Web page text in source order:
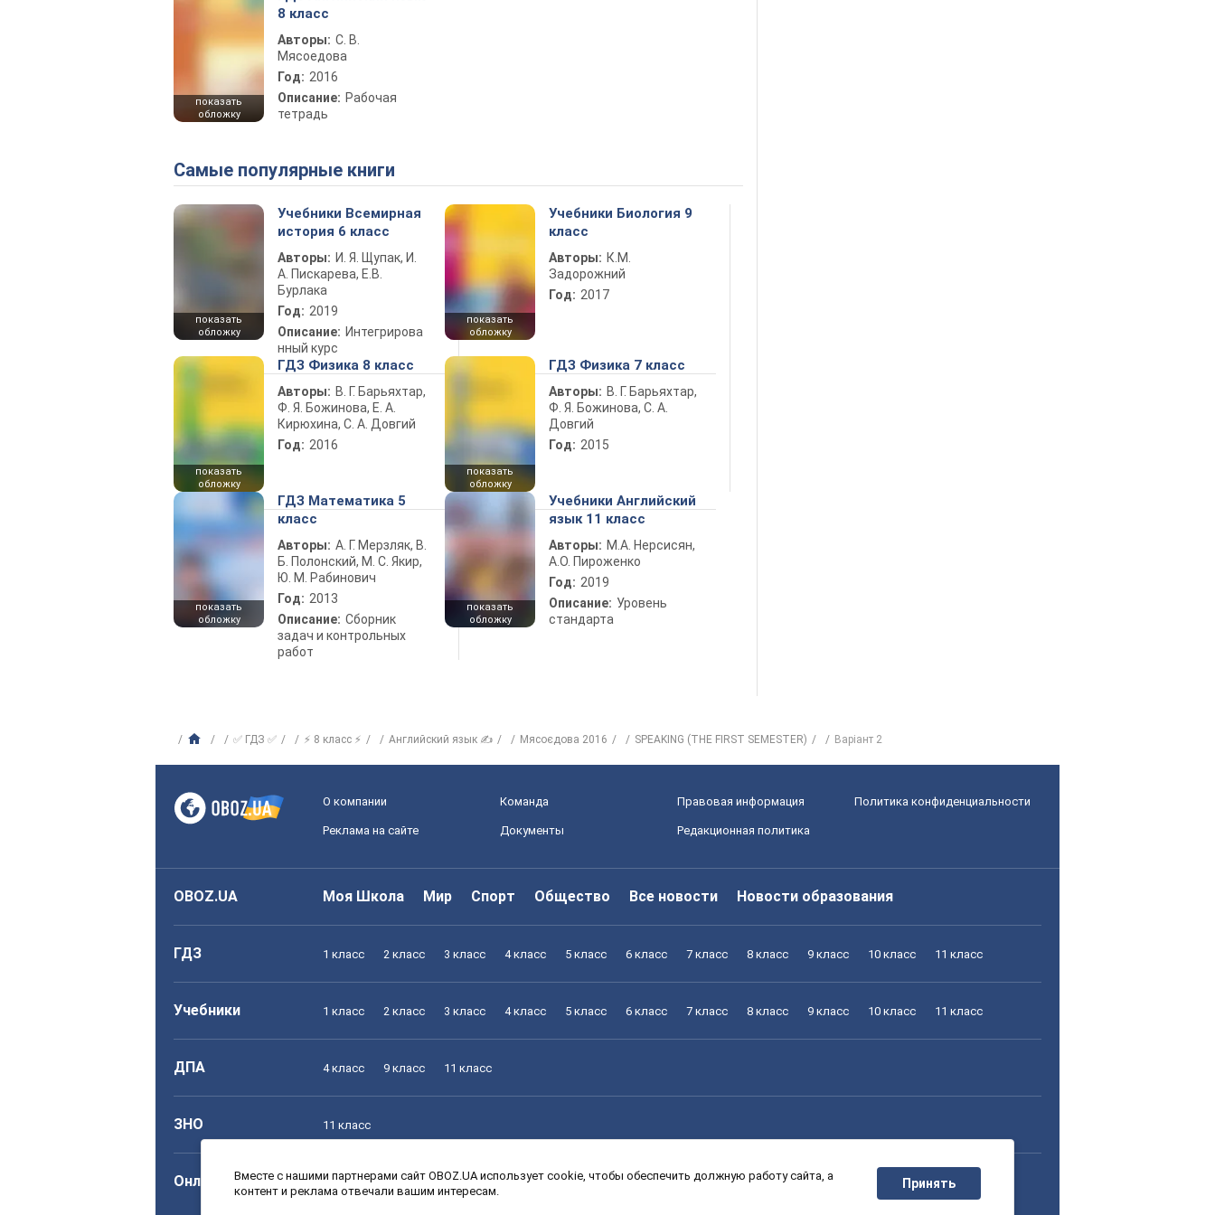
показать
обложку
8 класс
Авторы: С. В.
Мясоедова
Год: 2016
Описание: Рабочая
тетрадь
Самые популярные книги
показать
обложку
Учебники Всемирная
история 6 класс
Авторы: И. Я. Щупак, И.
А. Пискарева, Е.В.
Бурлака
Год: 2019
Описание: Интегрирова
нный курс
показать
обложку
Учебники Биология 9
класс
Авторы: К.М.
Задорожний
Год: 2017
показать
обложку
ГДЗ Физика 8 класс
Авторы: В. Г. Барьяхтар,
Ф. Я. Божинова, Е. А.
Кирюхина, С. А. Довгий
Год: 2016
показать
обложку
ГДЗ Физика 7 класс
Авторы: В. Г. Барьяхтар,
Ф. Я. Божинова, С. А.
Довгий
Год: 2015
показать
обложку
ГДЗ Математика 5
класс
Авторы: А. Г. Мерзляк, В.
Б. Полонский, М. С. Якир,
Ю. М. Рабинович
Год: 2013
Описание: Сборник
задач и контрольных
работ
показать
обложку
Учебники Английский
язык 11 класс
Авторы: М.А. Нерсисян,
А.О. Пироженко
Год: 2019
Описание: Уровень
стандарта
✅ ГДЗ ✅ ⚡ 8 класс ⚡ Английский язык ✍ Мясоєдова 2016 SPEAKING (THE FIRST SEMESTER) Варіант 2
О компании Команда Правовая информация Политика конфиденциальности
Реклама на сайте Документы Редакционная политика
OBOZ.UA Моя Школа Мир Спорт Общество Все новости Новости образования
ГДЗ 1 класс 2 класс 3 класс 4 класс 5 класс 6 класс 7 класс 8 класс 9 класс 10 класс 11 класс
Учебники 1 класс 2 класс 3 класс 4 класс 5 класс 6 класс 7 класс 8 класс 9 класс 10 класс 11 класс
ДПА 4 класс 9 класс 11 класс
ЗНО 11 класс
Онлайн уроки 1 класс 2 класс 3 класс 4 класс 5 класс 6 класс 7 класс 8 класс 9 класс 10 класс 11 класс
Вместе с нашими партнерами сайт OBOZ.UA использует cookie, чтобы обеспечить должную работу сайта, а
контент и реклама отвечали вашим интересам.
Принять